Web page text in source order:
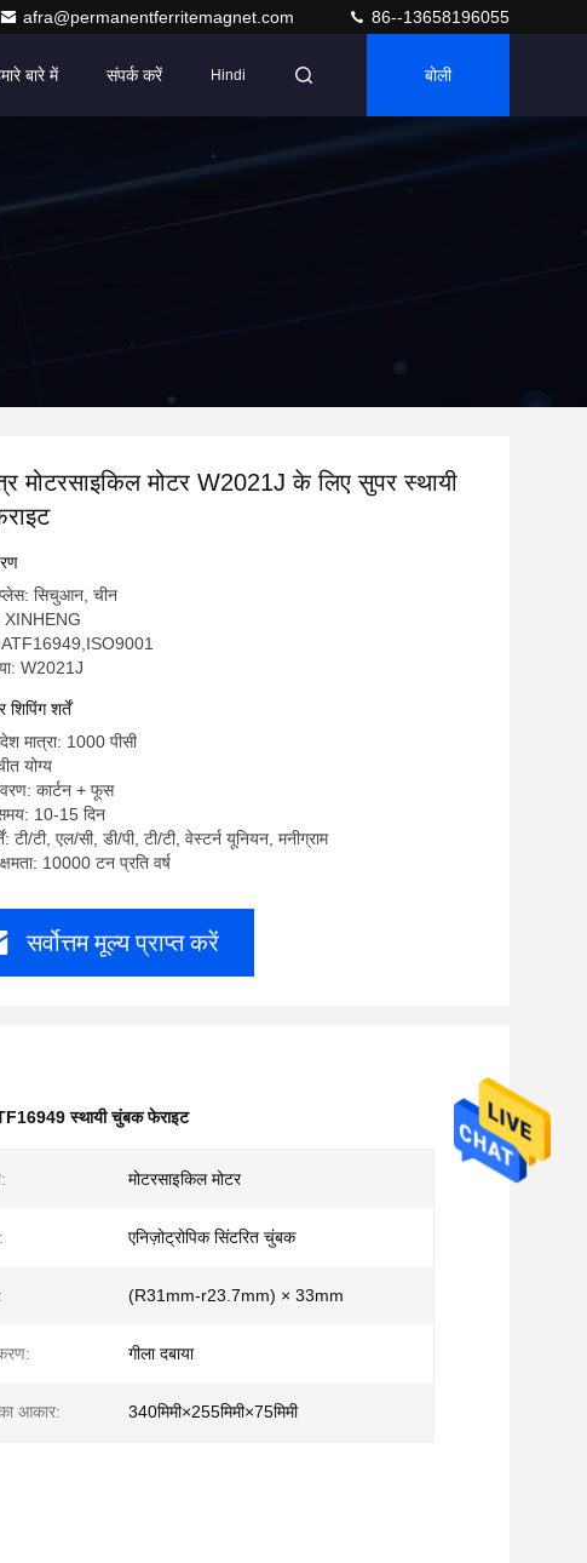
afra@permanentferritemagnet.com 86--13658196055
बारे में संपर्क करें Hindi बोली
मोटरसाइकिल मोटर W2021J के लिए सुपर स्थायी
प्लेस: सिचुआन, चीन
XINHENG
W2021J
शर्तें
मात्रा: 1000 पीसी
योग्य
कार्टन + फूस
10-15 दिन
टी/टी, एल/सी, डी/पी, टी/टी, वेस्टर्न यूनियन, मनीग्राम
10000 टन प्रति वर्ष
सर्वोत्तम मूल्य प्राप्त करें
स्थायी चुंबक फेराइट
मोटरसाइकिल मोटर
एनिज़ोट्रोपिक सिंटरित चुंबक
(R31mm-r23.7mm) × 33mm
गीला दबाया
आकार: 340मिमी×255मिमी×75मिमी